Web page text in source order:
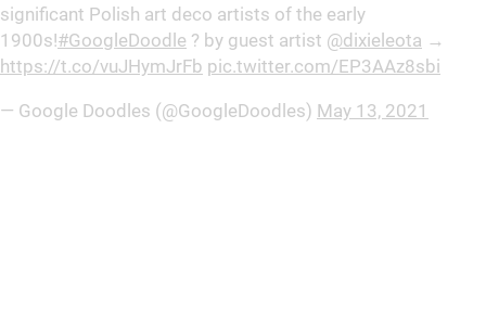
significant Polish art deco artists of the early
1900s!#GoogleDoodle ? by guest artist @dixieleota →
https://t.co/vuJHymJrFb pic.twitter.com/EP3AAz8sbi
— Google Doodles (@GoogleDoodles) May 13, 2021